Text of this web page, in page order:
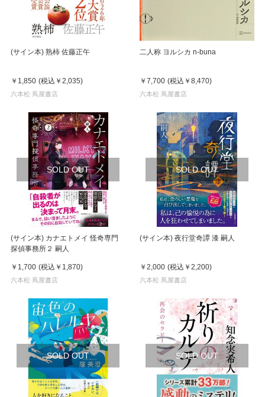
(サイン本) 熟柿 佐藤正午
￥1,850 (税込 ￥2,035)
六本松 蔦屋書店
二人称 ヨルシカ n-buna
￥7,700 (税込 ￥8,470)
六本松 蔦屋書店
SOLD OUT
(サイン本) カナエトメイ 怪奇専門
探偵事務所２ 嗣人
￥1,700 (税込 ￥1,870)
六本松 蔦屋書店
SOLD OUT
(サイン本) 夜行堂奇譚 漆 嗣人
￥2,000 (税込 ￥2,200)
六本松 蔦屋書店
SOLD OUT SOLD OUT